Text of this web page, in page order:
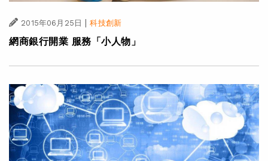
2015年06月25日 | 科技創新
網商銀行開業 服務「小人物」